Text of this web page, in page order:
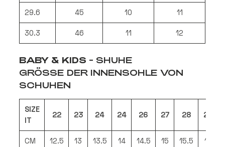
29.6 45 10 11
30.3 46 11 12
BABY & KIDS - SHUHE
GRÖSS
E DER INNENSOHLE VON
SCHUHEN
SIZE
IT
22 23 24 24 26 27 28 29
CM 12.5 13 13.5 14 14.5 15 15.5 16